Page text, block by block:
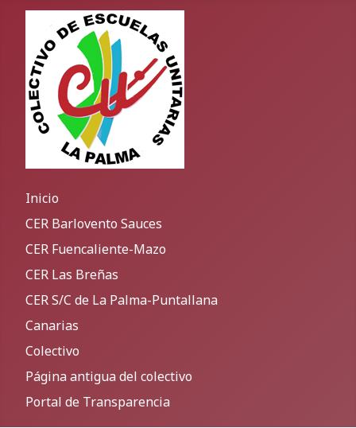
Inicio
CER Barlovento Sauces
CER Fuencaliente-Mazo
CER Las Breñas
CER S/C de La Palma-Puntallana
Canarias
Colectivo
Página antigua del colectivo
Portal de Transparencia